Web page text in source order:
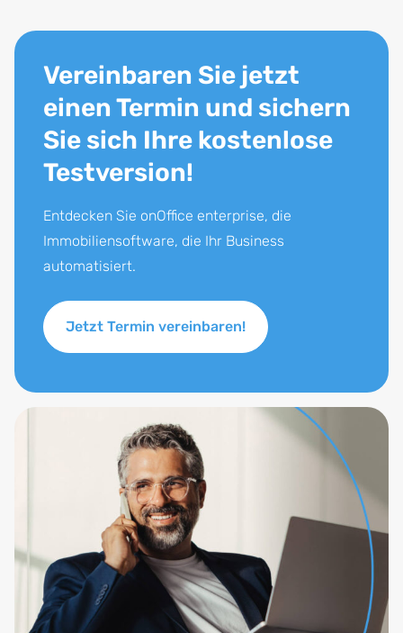
Vereinbaren Sie jetzt
einen Termin und sichern
Sie sich Ihre kostenlose
Testversion!
Entdecken Sie onOffice enterprise, die
Immobiliensoftware, die Ihr Business
automatisiert.
Jetzt Termin vereinbaren!